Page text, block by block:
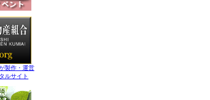
製作・運営
ルサイト